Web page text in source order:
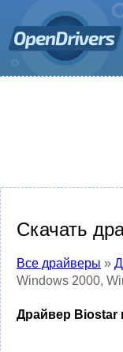
Скачать
Все драйверы »
Windows 2000,
Драйвер Biostar